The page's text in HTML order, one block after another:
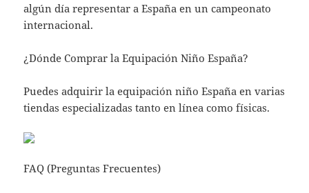
algún día representar a España en un campeonato
internacional.
¿Dónde Comprar la Equipación Niño España?
Puedes adquirir la equipación niño España en varias
tiendas especializadas tanto en línea como físicas.
FAQ (Preguntas Frecuentes)